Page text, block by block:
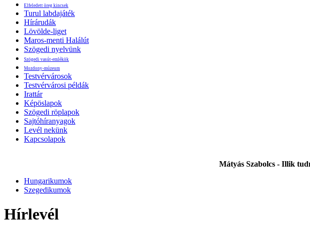
Elfeledett öreg kincsek
Turul labdajáték
Hírárudák
Lövölde-liget
Maros-menti Halálút
Szögedi nyelvünk
Szögedi vasút-emlékök
Mozdony-múzeum
Testvérvárosok
Testvérvárosi példák
Irattár
Képöslapok
Szögedi röplapok
Sajtóhíranyagok
Levél nekünk
Kapcsolapok
Mátyás Szabolcs - Illik
Hungarikumok
Szegedikumok
Hírlevél